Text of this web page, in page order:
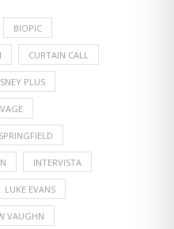
BIOPIC
CURTAIN CALL
PLUS
INTERVISTA
LUKE EVANS
VAUGHN